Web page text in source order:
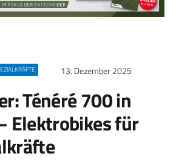
13. Dezember 2025
Ténéré 700 in
Elektrobikes für